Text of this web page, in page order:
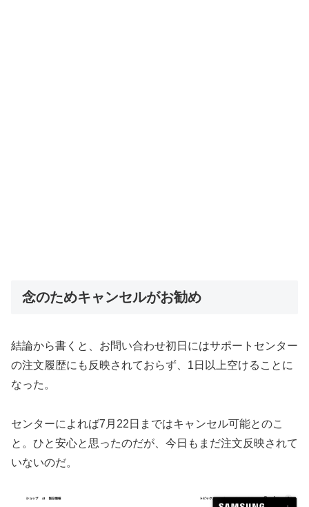
念のためキャンセルがお勧め
結論から書くと、お問い合わせ初日にはサポートセンター
の注文履歴にも反映されておらず、1日以上空けることに
なった。
センターによれば7月22日まではキャンセル可能とのこ
と。ひと安心と思ったのだが、今日もまだ注文反映されて
いないのだ。